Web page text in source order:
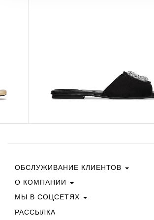
ОБСЛУЖИВАНИЕ КЛИЕНТОВ
Свяжитесь С Нами
Условия Покупки
Руководство По Выбору Размера
О КОМПАНИИ
Политика Конфиденциальности
Политика В Отношении Файлов Cookie
МЫ В СОЦСЕТЯХ
Facebook
РАССЫЛКА